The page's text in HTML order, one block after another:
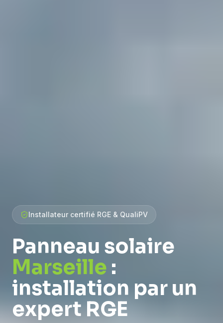
Installateur certifié RGE & QualiPV
Panneau solaire
Marseille :
installation par un
expert RGE